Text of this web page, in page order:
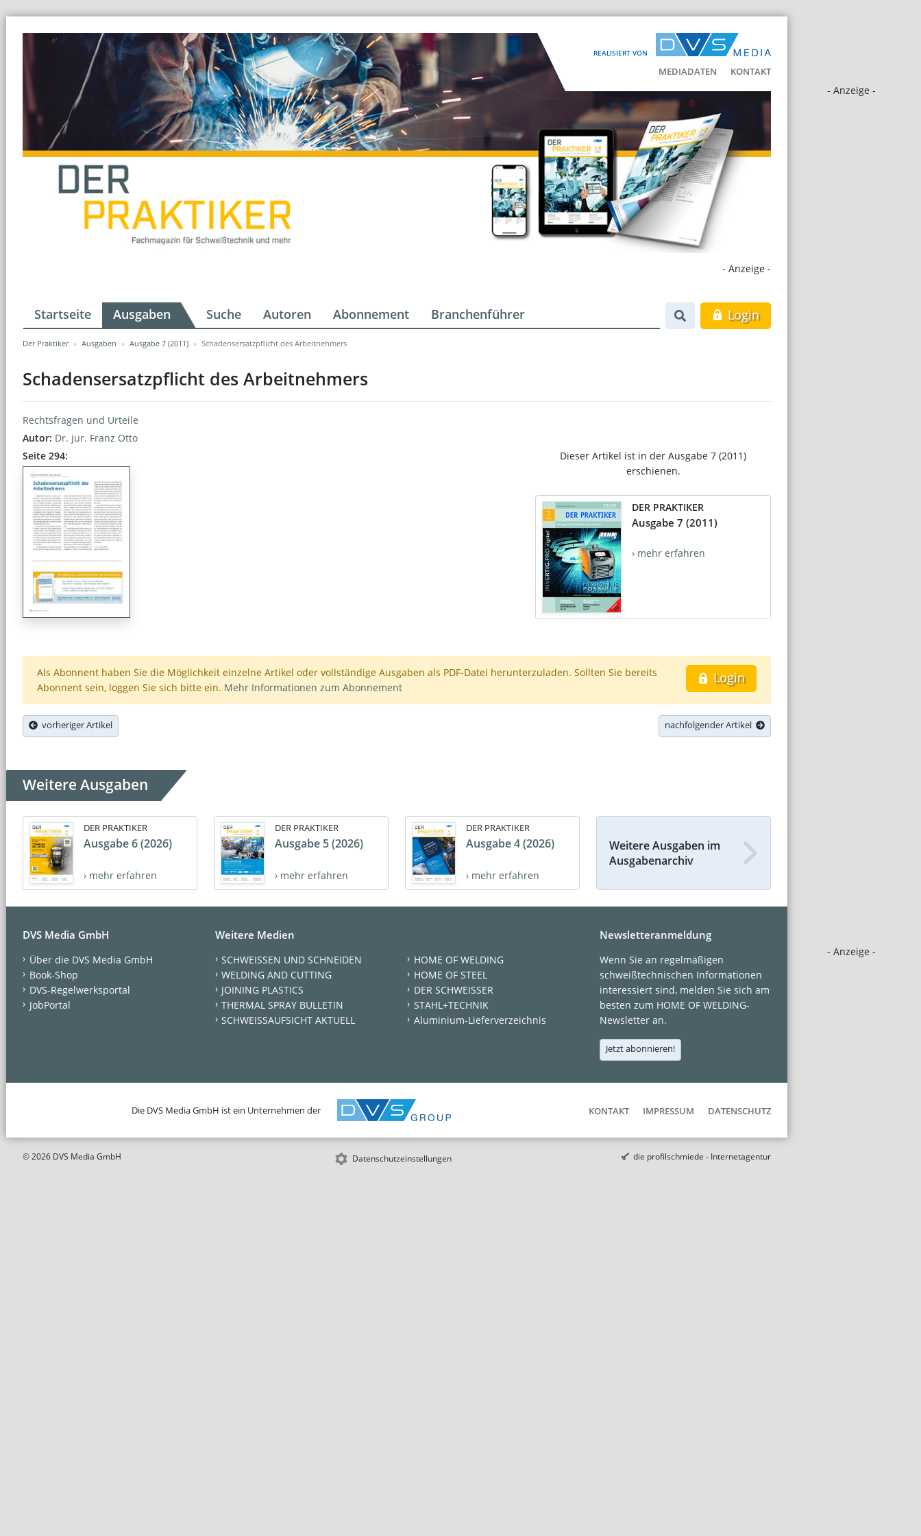
REALISIERT VON
MEDIADATEN KONTAKT
- Anzeige -
- Anzeige -
- Anzeige -
Startseite Ausgaben Suche Autoren Abonnement Branchenführer Login
Der Praktiker Ausgaben Ausgabe 7 (2011) Schadensersatzpflicht des Arbeitnehmers
Schadensersatzpflicht des Arbeitnehmers
Rechtsfragen und Urteile
Autor: Dr. jur. Franz Otto
Seite 294:
Dieser Artikel ist in der Ausgabe 7 (2011)
erschienen.
DER PRAKTIKER
Ausgabe 7 (2011)
› mehr erfahren
Login
Als Abonnent haben Sie die Möglichkeit einzelne Artikel oder vollständige Ausgaben als PDF-Datei herunterzuladen. Sollten Sie bereits
Abonnent sein, loggen Sie sich bitte ein. Mehr Informationen zum Abonnement
vorheriger Artikel nachfolgender Artikel
Weitere Ausgaben
DER PRAKTIKER
Ausgabe 6 (2026)
› mehr erfahren
DER PRAKTIKER
Ausgabe 5 (2026)
› mehr erfahren
DER PRAKTIKER
Ausgabe 4 (2026)
› mehr erfahren
Weitere Ausgaben im
Ausgabenarchiv
DVS Media GmbH
Über die DVS Media GmbH
Book-Shop
DVS-Regelwerksportal
JobPortal
Weitere Medien
SCHWEISSEN UND SCHNEIDEN
WELDING AND CUTTING
JOINING PLASTICS
THERMAL SPRAY BULLETIN
SCHWEISSAUFSICHT AKTUELL
HOME OF WELDING
HOME OF STEEL
DER SCHWEISSER
STAHL+TECHNIK
Aluminium-Lieferverzeichnis
Newsletteranmeldung
Wenn Sie an regelmäßigen
schweißtechnischen Informationen
interessiert sind, melden Sie sich am
besten zum HOME OF WELDING-
Newsletter an.
Jetzt abonnieren!
Die DVS Media GmbH ist ein Unternehmen der KONTAKT IMPRESSUM DATENSCHUTZ
© 2026 DVS Media GmbH Datenschutzeinstellungen die profilschmiede - Internetagentur